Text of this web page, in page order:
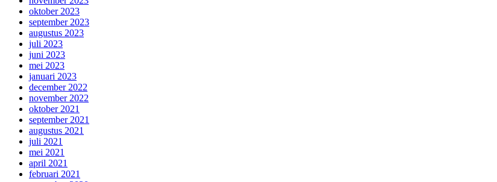
oktober 2023
september 2023
augustus 2023
juli 2023
juni 2023
mei 2023
januari 2023
december 2022
november 2022
oktober 2021
september 2021
augustus 2021
juli 2021
mei 2021
april 2021
februari 2021